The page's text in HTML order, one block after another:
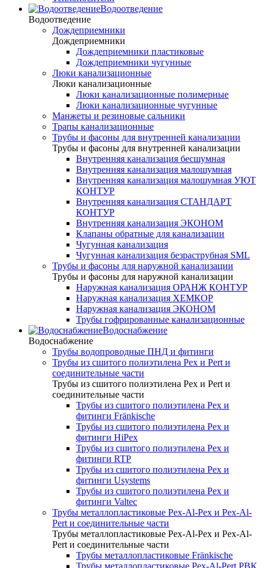
Водоотведение
Водоотведение
Дождеприемники
Дождеприемники
Дождеприемники пластиковые
Дождеприемники чугунные
Люки канализационные
Люки канализационные
Люки канализационные полимерные
Люки канализационные чугунные
Манжеты и резиновые сальники
Трапы канализационные
Трубы и фасоны для внутренней канализации
Трубы и фасоны для внутренней канализации
Внутренняя канализация бесшумная
Внутренняя канализация малошумная
Внутренняя канализация малошумная УЮТ
КОНТУР
Внутренняя канализация СТАНДАРТ
КОНТУР
Внутренняя канализация ЭКОНОМ
Клапаны обратные для канализации
Чугунная канализация
Чугунная канализация безраструбная SML
Трубы и фасоны для наружной канализации
Трубы и фасоны для наружной канализации
Наружная канализация ОРАНЖ КОНТУР
Наружная канализация ХЕМКОР
Наружная канализация ЭКОНОМ
Трубы гофрированные канализационные
Водоснабжение
Водоснабжение
Трубы водопроводные ПНД и фитинги
Трубы из сшитого полиэтилена Pex и Pert и
соединительные части
Трубы из сшитого полиэтилена Pex и Pert и
соединительные части
Трубы из сшитого полиэтилена Pex и
фитинги Fränkische
Трубы из сшитого полиэтилена Pex и
фитинги HiPex
Трубы из сшитого полиэтилена Pex и
фитинги RTP
Трубы из сшитого полиэтилена Pex и
фитинги Usystems
Трубы из сшитого полиэтилена Pex и
фитинги Valtec
Трубы металлопластиковые Pex-Al-Pex и Pex-Al-
Pert и соединительные части
Трубы металлопластиковые Pex-Al-Pex и Pex-Al-
Pert и соединительные части
Трубы металлопластиковые Fränkische
Трубы металлопластиковые Pex-Al-Pert РВК